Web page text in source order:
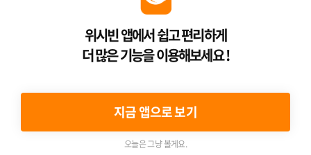
Venture Enterprise위시빈 앱에서 쉽고 편리하게
더 많은 기능을 이용해보세요 !
지금 앱으로 보기
오늘은 그냥 볼게요.